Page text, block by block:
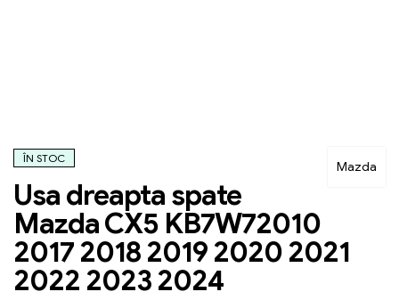
Mazda
ÎN STOC
Usa dreapta spate
Mazda CX5 KB7W72010
2017 2018 2019 2020 2021
2022 2023 2024